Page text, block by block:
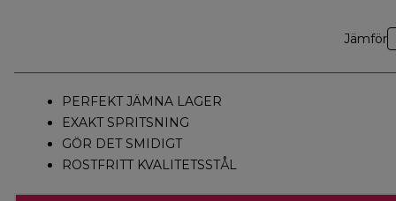
Jämför
PERFEKT JÄMNA LAGER
EXAKT SPRITSNING
GÖR DET SMIDIGT
ROSTFRITT KVALITETSSTÅL